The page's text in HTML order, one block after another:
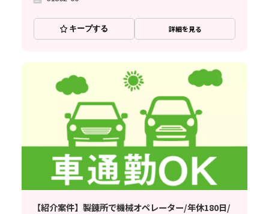
キープする 詳細を見る
【紹介案件】製錬所で機械オペレーター/年休180日/